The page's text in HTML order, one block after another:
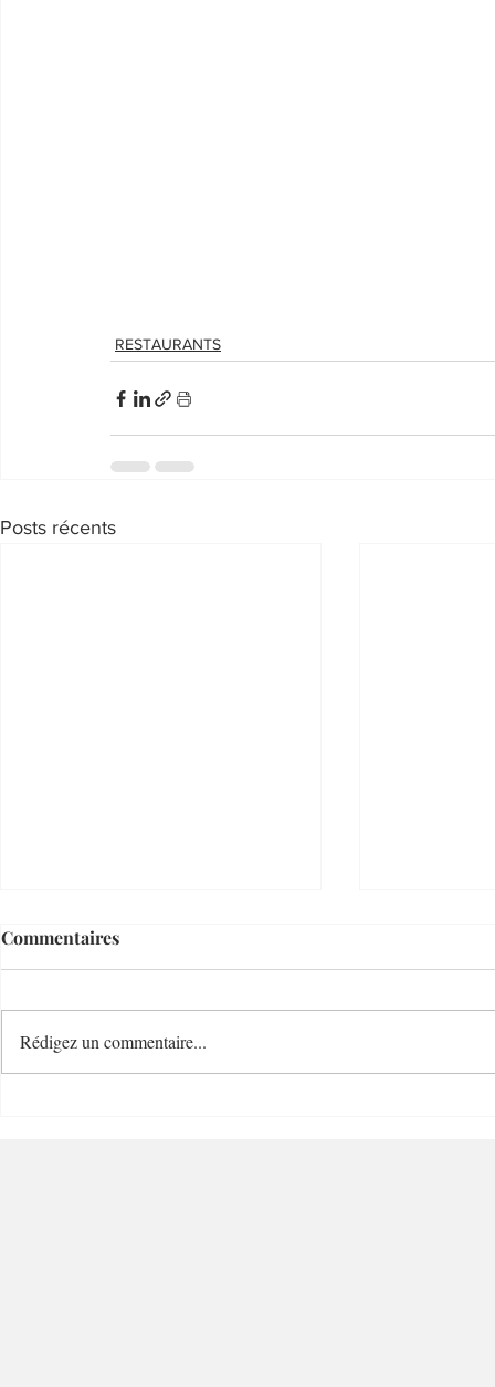
RESTAURANTS
Posts récents
Commentaires
Rédigez un commentaire...